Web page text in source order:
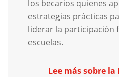
los becarios quienes
estrategias prácticas
liderar la participación
escuelas.
Lee más sobre la